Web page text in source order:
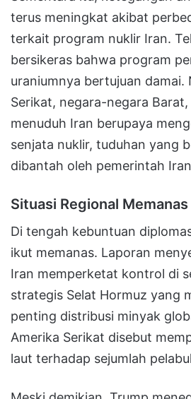
terus meningkat akibat
terkait program nuklir Iran.
bersikeras bahwa program
uraniumnya bertujuan damai.
Serikat, negara-negara Barat,
menuduh Iran berupaya
senjata nuklir, tuduhan yang
dibantah oleh pemerintah
Situasi Regional Memanas
Di tengah kebuntuan
ikut memanas. Laporan
Iran memperketat kontrol di
strategis Selat Hormuz yang
penting distribusi minyak
Amerika Serikat disebut
laut terhadap sejumlah